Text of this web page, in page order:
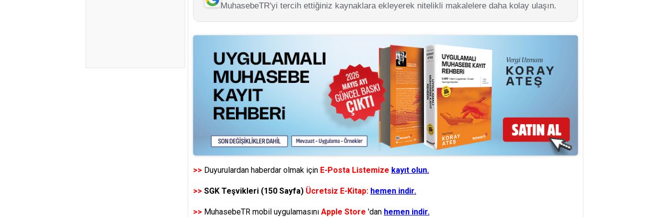
MuhasebeTR'yi tercih ettiğiniz kaynaklara ekleyerek nitelikli makalelere daha kolay ulaşın.
>> Duyurulardan haberdar olmak için E-Posta Listemize kayıt olun.
>> SGK Teşvikleri (150 Sayfa) Ücretsiz E-Kitap: hemen indir.
>> MuhasebeTR mobil uygulamasını Apple Store 'dan hemen indir.